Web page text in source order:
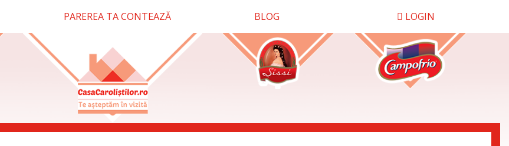
PAREREA TA CONTEAZĂ BLOG LOGIN